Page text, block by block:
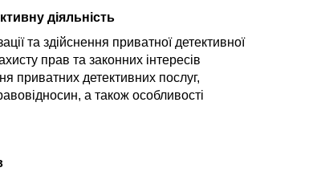
діяльність
та здійснення приватної детективної
прав та законних інтересів
приватних детективних послуг,
а також особливості